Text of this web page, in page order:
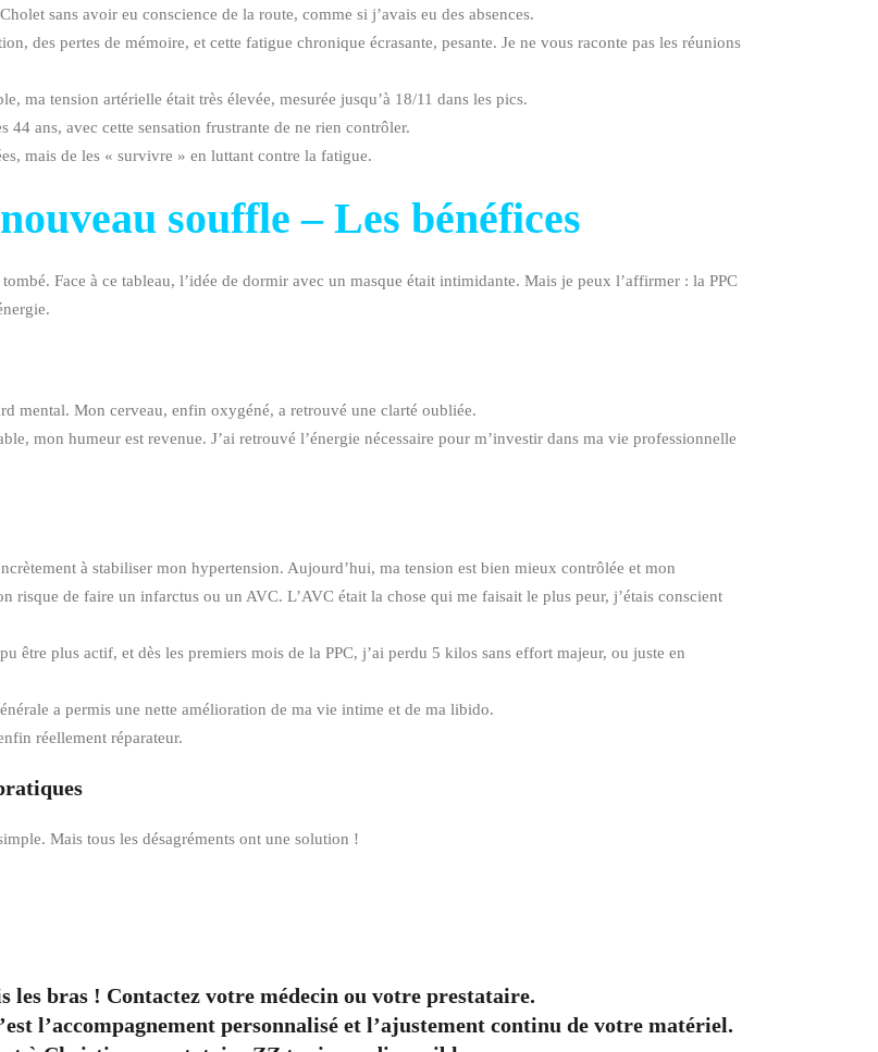
sans avoir eu conscience de la route, comme si j’avais eu des absences.
des pertes de mémoire, et cette fatigue chronique écrasante, pesante. Je ne vous raconte pas les réunions
ma tension artérielle était très élevée, mesurée jusqu’à 18/11 dans les pics.
ans, avec cette sensation frustrante de ne rien contrôler.
mais de les « survivre » en luttant contre la fatigue.
souffle – Les bénéfices
Face à ce tableau, l’idée de dormir avec un masque était intimidante. Mais je peux l’affirmer : la PPC
mental. Mon cerveau, enfin oxygéné, a retrouvé une clarté oubliée.
mon humeur est revenue. J’ai retrouvé l’énergie nécessaire pour m’investir dans ma vie professionnelle
à stabiliser mon hypertension. Aujourd’hui, ma tension est bien mieux contrôlée et mon
risque de faire un infarctus ou un AVC. L’AVC était la chose qui me faisait le plus peur, j’étais conscient
être plus actif, et dès les premiers mois de la PPC, j’ai perdu 5 kilos sans effort majeur, ou juste en
a permis une nette amélioration de ma vie intime et de ma libido.
réellement réparateur.
Mais tous les désagréments ont une solution !
les bras ! Contactez votre médecin ou votre prestataire.
l’accompagnement personnalisé et l’ajustement continu de votre matériel.